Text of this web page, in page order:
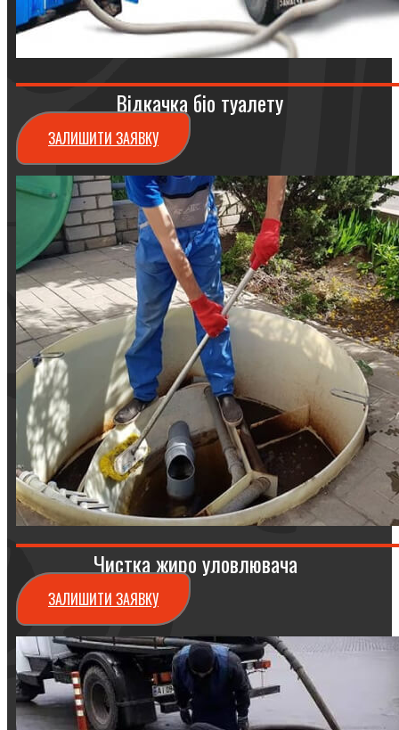
Відкачка біо туалету
ЗАЛИШИТИ ЗАЯВКУ
Чистка жиро уловлювача
ЗАЛИШИТИ ЗАЯВКУ